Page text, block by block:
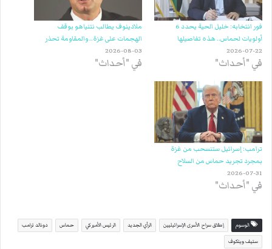
فور انتخابه: خليل الحية يحدد 6
أولويات لحماس.. هذه تفاصيلها
2026-07-22
في "أحداث"
ملادينوف يطالب نتنياهو بوقف
الهجمات على غزة.. والمقاومة تحذر
2026-08-03
في "أحداث"
ترامب: إسرائيل ستنسحب من غزة
بمجرد تجريد حماس من السلاح
2026-07-31
في "أحداث"
الوسوم إطلاق سراح الأسرى الإسرائيليين الرأي الجديد الرئيس الأميركي حماس دونالد ترامب
ستيف ويتكوف